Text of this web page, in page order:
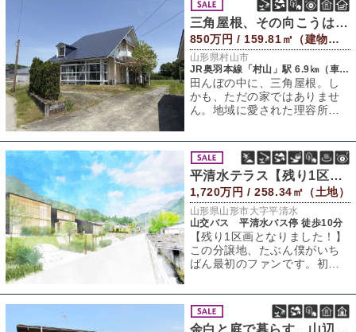
三角屋根、その向こうは田園
850万円 / 159.81㎡（建物） 812.23㎡（敷地）
山形県村山市
JR奥羽本線「村山」駅 6.9㎞（車約12分）
田んぼの中に、三角屋根。し
かも、ただの家ではありませ
ん。地域に愛された理容所
平清水テラス【残り1区画】
1,720万円 / 258.34㎡（土地）
山形県山形市大字平清水
山交バス 平清水バス停 徒歩10分
【残り1区画となりました！】
この分譲地、たぶん僕がいち
ばん最初のファンです。初め
と感動してしま
余白と庭で暮らす、山辺の家